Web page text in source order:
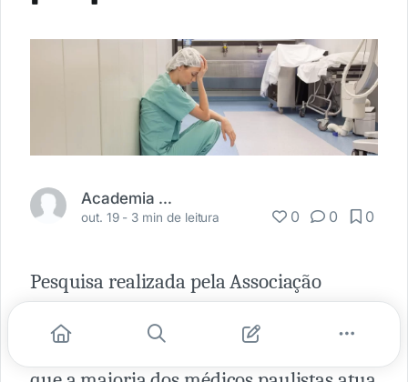
Academia Médica
out. 19 - 3 min de leitura 0 0 0
Pesquisa realizada pela Associação
denominada “A Saúde do Médico”, revela